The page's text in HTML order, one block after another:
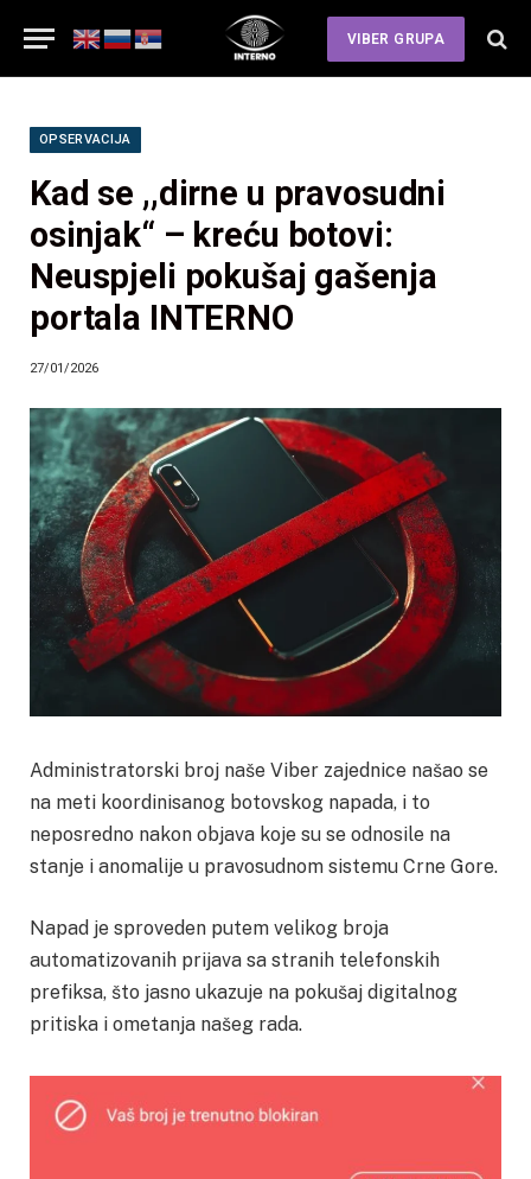
VIBER GRUPA
OPSERVACIJA
Kad se ,,dirne u pravosudni
osinjak“ – kreću botovi:
Neuspjeli pokušaj gašenja
portala INTERNO
27/01/2026
Administratorski broj naše Viber zajednice našao se
na meti koordinisanog botovskog napada, i to
neposredno nakon objava koje su se odnosile na
stanje i anomalije u pravosudnom sistemu Crne Gore.
Napad je sproveden putem velikog broja
automatizovanih prijava sa stranih telefonskih
prefiksa, što jasno ukazuje na pokušaj digitalnog
pritiska i ometanja našeg rada.